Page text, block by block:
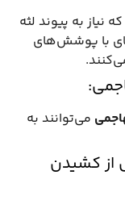
نیاز به پیوند لثه
با پوشش‌های
می‌توانند به
از کشیدن